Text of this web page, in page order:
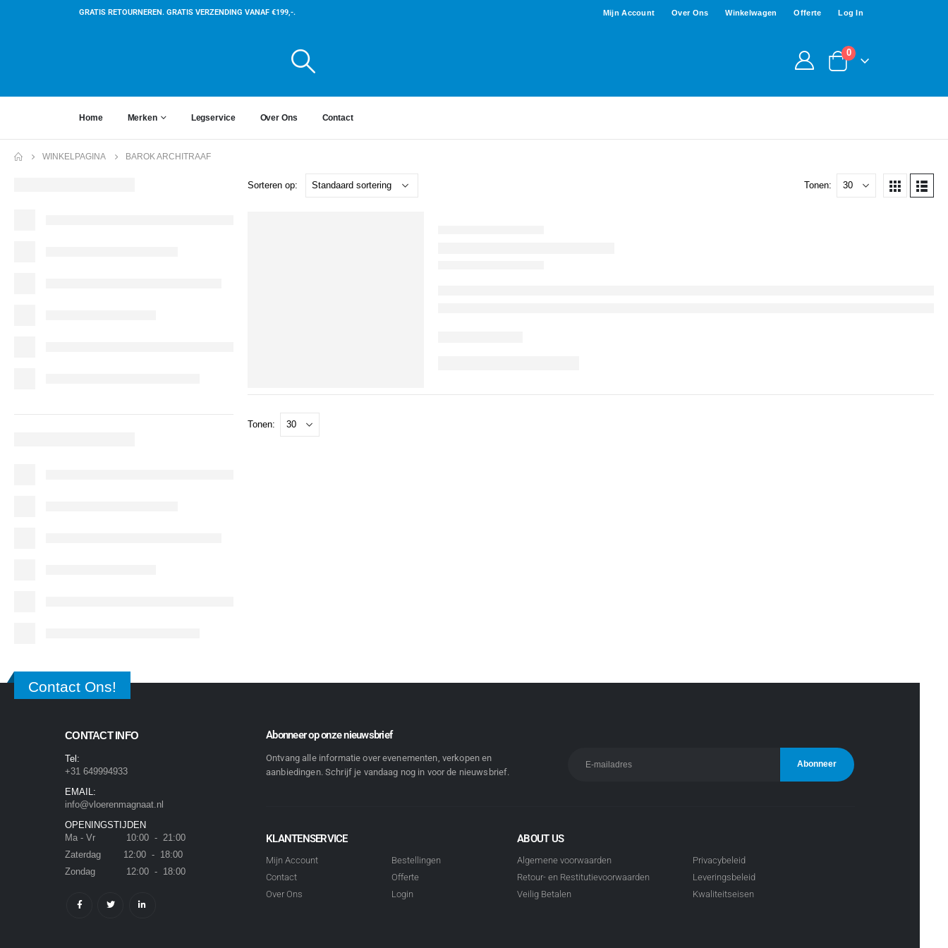
GRATIS RETOURNEREN. GRATIS VERZENDING VANAF €199,-. Mijn Account Over Ons Winkelwagen Offerte Log In
0
Home Merken Legservice Over Ons Contact
WINKELPAGINA BAROK ARCHITRAAF
Sorteren op: Tonen:
Tonen:
Contact Ons!
CONTACT INFO
Tel:
+31 649994933
EMAIL:
info@vloerenmagnaat.nl
OPENINGSTIJDEN
Ma - Vr 10:00 - 21:00
Zaterdag 12:00 - 18:00
Zondag 12:00 - 18:00
Abonneer op onze nieuwsbrief
Ontvang alle informatie over evenementen, verkopen en
aanbiedingen. Schrijf je vandaag nog in voor de nieuwsbrief.
KLANTENSERVICE
Mijn Account
Contact
Over Ons
Bestellingen
Offerte
Login
ABOUT US
Algemene voorwaarden
Retour- en Restitutievoorwaarden
Veilig Betalen
Privacybeleid
Leveringsbeleid
Kwaliteitseisen